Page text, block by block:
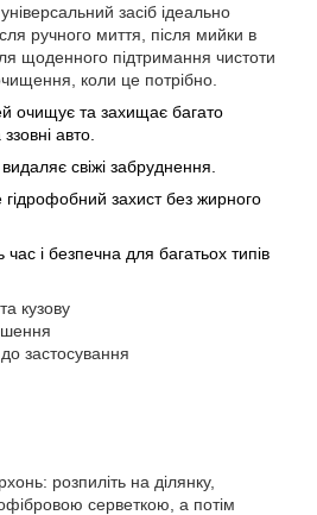
засіб ідеально
ручного миття, після мийки в
щоденного підтримання чистоти
коли це потрібно.
очищує та захищає багато
авто.
свіжі забруднення.
захист без жирного
і безпечна для багатьох типів
кузову
застосування
розпиліть на ділянку,
серветкою, а потім